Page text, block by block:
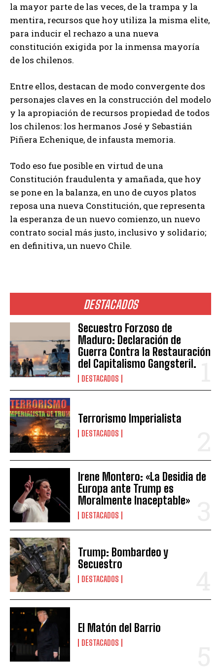
DESTACADOS
Secuestro Forzoso de
Maduro: Declaración de
Guerra Contra la Restauración
del Capitalismo Gangsteril.
DESTACADOS
Terrorismo Imperialista
DESTACADOS
Irene Montero: «La Desidia de
Europa ante Trump es
Moralmente Inaceptable»
DESTACADOS
Trump: Bombardeo y
Secuestro
DESTACADOS
El Matón del Barrio
DESTACADOS
la mayor parte de las veces, de la trampa y la
mentira, recursos que hoy utiliza la misma elite,
para inducir el rechazo a una nueva
constitución exigida por la inmensa mayoría
de los chilenos.
Entre ellos, destacan de modo convergente dos
personajes claves en la construcción del modelo
y la apropiación de recursos propiedad de todos
los chilenos: los hermanos José y Sebastián
Piñera Echenique, de infausta memoria.
Todo eso fue posible en virtud de una
Constitución fraudulenta y amañada, que hoy
se pone en la balanza, en uno de cuyos platos
reposa una nueva Constitución, que representa
la esperanza de un nuevo comienzo, un nuevo
contrato social más justo, inclusivo y solidario;
en definitiva, un nuevo Chile.